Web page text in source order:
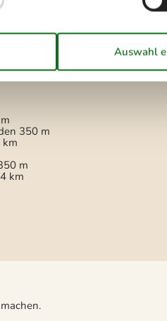
350 m
km
m
4 km
Kühlschrank